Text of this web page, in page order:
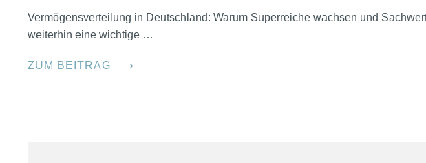
Vermögensverteilung in Deutschland: Warum Superreiche wachsen und
weiterhin eine wichtige …
ZUM BEITRAG ⟶